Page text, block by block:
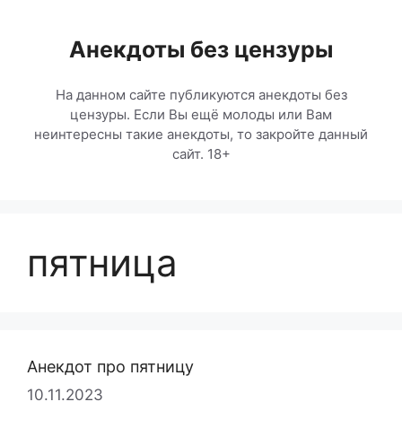
содержимомуАнекдоты без цензуры
На данном сайте публикуются анекдоты без
цензуры. Если Вы ещё молоды или Вам
неинтересны такие анекдоты, то закройте данный
сайт. 18+
пятница
Анекдот про пятницу
10.11.2023